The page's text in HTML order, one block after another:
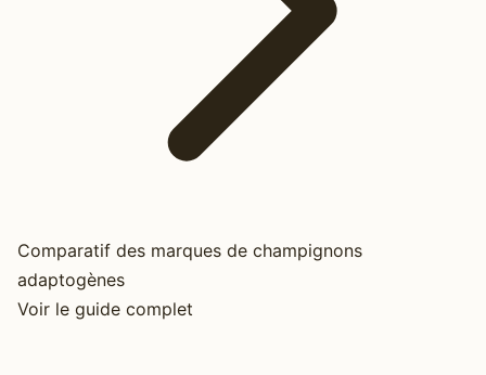
Comparatif des marques de champignons
adaptogènes
Voir le guide complet